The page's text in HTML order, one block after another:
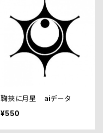
鞠挾に月星 aiデータ
¥550